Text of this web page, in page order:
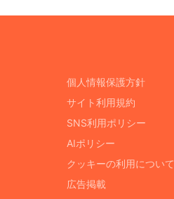
個人情報保護方針
サイト利用規約
SNS利用ポリシー
AIポリシー
クッキーの利用について
広告掲載